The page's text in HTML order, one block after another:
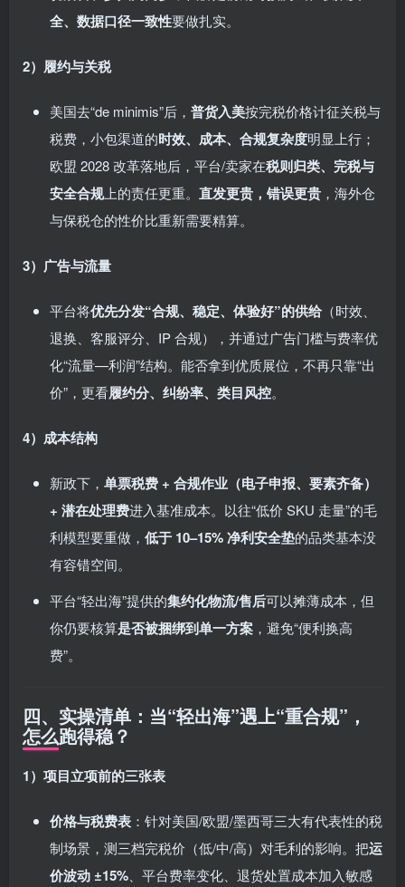
全、数据口径一致性要做扎实。
2）履约与关税
美国去“de minimis”后， 普货入美按完税价格计征关税与
税费，小包渠道的时效、成本、合规复杂度明显上行；
欧盟 2028 改革落地后，平台/卖家在税则归类、完税与
安全合规上的责任更重。 直发更贵，错误更贵 ，海外仓
与保税仓的性价比重新需要精算。
3）广告与流量
平台将优先分发“合规、稳定、体验好”的供给（时效、
退换、客服评分、IP 合规），并通过广告门槛与费率优
化“流量—利润”结构。能否拿到优质展位，不再只靠“出
价”，更看履约分、纠纷率、类目风控。
4）成本结构
新政下， 单票税费 + 合规作业（电子申报、要素齐备）
+ 潜在处理费进入基准成本。以往“低价 SKU 走量”的毛
利模型要重做， 低于 10–15% 净利安全垫的品类基本没
有容错空间。
平台“轻出海”提供的集约化物流/售后可以摊薄成本，但
你仍要核算是否被捆绑到单一方案 ，避免“便利换高
费”。
四、实操清单：当“轻出海”遇上“重合规”，
怎么跑得稳？
1）项目立项前的三张表
价格与税费表 ：针对美国/欧盟/墨西哥三大有代表性的税
制场景，测三档完税价（低/中/高）对毛利的影响。把运
价波动 ±15% 、平台费率变化、退货处置成本加入敏感